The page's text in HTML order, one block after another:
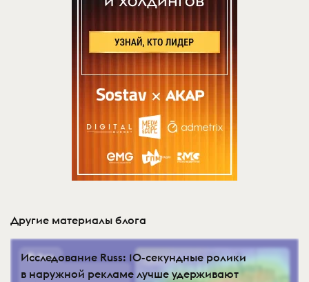
Другие материалы блога
Исследование Russ: 10-секундные ролики
в наружной рекламе лучше удерживают